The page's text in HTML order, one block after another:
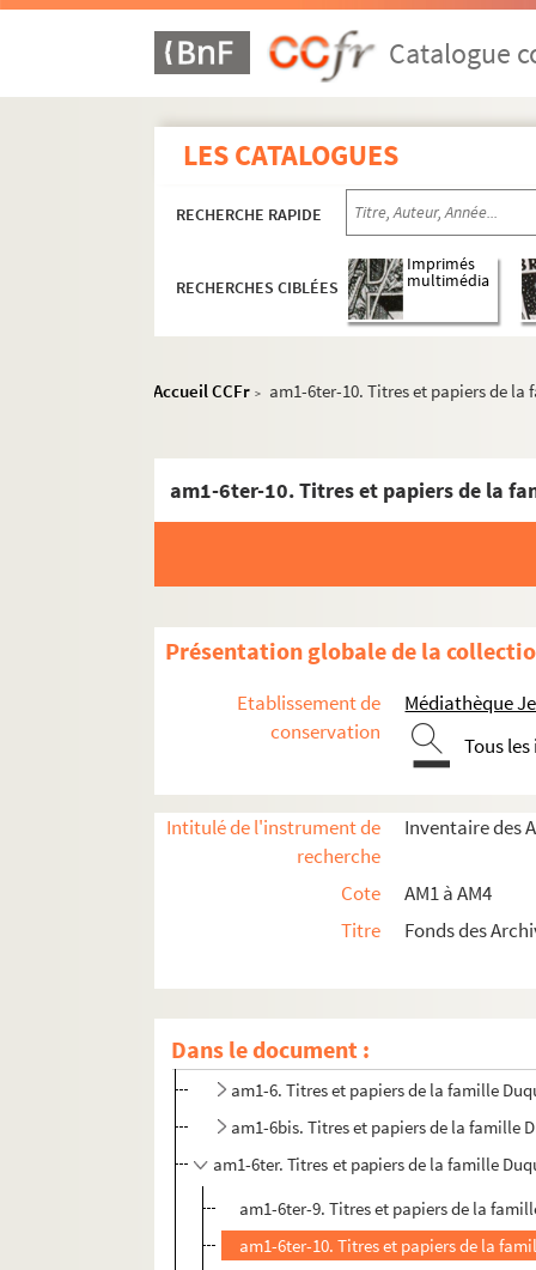
Catalogue
LES CATALOGUES
RECHERCHE RAPIDE
RECHERCHES CIBLÉES
Imprimés
multimédia
Accueil CCFr > am1-6ter-10. Titres et papiers de la
am1-6ter-10. Titres et papiers de la
Présentation globale de la
Etablissement de
conservation
Médiathèque
Tous
Intitulé de l'instrument de
recherche
Inventaire des
Cote
AM1 à AM4
Titre
Fonds des
Dans le document :
am1-1. Papiers d'Artaud, procureur à
am1-2. Papiers d'Artaud, procureur à
am1-3. Papiers d'Artaud, procureur à
am1-4. Papiers d'Artaud et
am1-5bis. Titres et papiers de la famille
am1-5ter. Titres et papiers de la famille
am1-6. Titres et papiers de la famille
am1-6bis. Titres et papiers de la famille
am1-6ter. Titres et papiers de la famille
am1-6ter-9. Titres et papiers de la
am1-6ter-10. Titres et papiers de la